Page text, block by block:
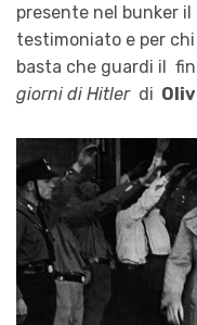
presente nel bunker
testimoniato e per
basta che guardi il
giorni di Hitler di